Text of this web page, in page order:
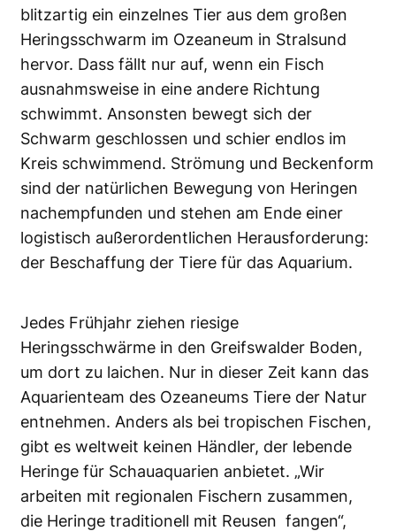
blitzartig ein einzelnes Tier aus dem großen
Heringsschwarm im Ozeaneum in Stralsund
hervor. Dass fällt nur auf, wenn ein Fisch
ausnahmsweise in eine andere Richtung
schwimmt. Ansonsten bewegt sich der
Schwarm geschlossen und schier endlos im
Kreis schwimmend. Strömung und Beckenform
sind der natürlichen Bewegung von Heringen
nachempfunden und stehen am Ende einer
logistisch außerordentlichen Herausforderung:
der Beschaffung der Tiere für das Aquarium.
Jedes Frühjahr ziehen riesige
Heringsschwärme in den Greifswalder Boden,
um dort zu laichen. Nur in dieser Zeit kann das
Aquarienteam des Ozeaneums Tiere der Natur
entnehmen. Anders als bei tropischen Fischen,
gibt es weltweit keinen Händler, der lebende
Heringe für Schauaquarien anbietet. „Wir
arbeiten mit regionalen Fischern zusammen,
die Heringe traditionell mit Reusen fangen“,